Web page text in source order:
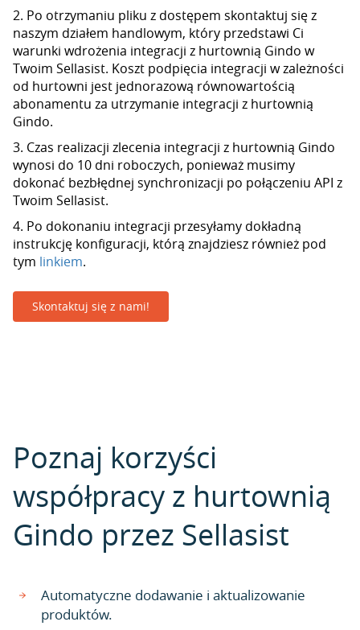
2. Po otrzymaniu pliku z dostępem skontaktuj się z
naszym działem handlowym, który przedstawi Ci
warunki wdrożenia integracji z hurtownią Gindo w
Twoim Sellasist. Koszt podpięcia integracji w zależności
od hurtowni jest jednorazową równowartością
abonamentu za utrzymanie integracji z hurtownią
Gindo.
3. Czas realizacji zlecenia integracji z hurtownią Gindo
wynosi do 10 dni roboczych, ponieważ musimy
dokonać bezbłędnej synchronizacji po połączeniu API z
Twoim Sellasist.
4. Po dokonaniu integracji przesyłamy dokładną
instrukcję konfiguracji, którą znajdziesz również pod
tym linkiem.
Skontaktuj się z nami!
Poznaj korzyści
współpracy z hurtownią
Gindo przez Sellasist
Automatyczne dodawanie i aktualizowanie
produktów.